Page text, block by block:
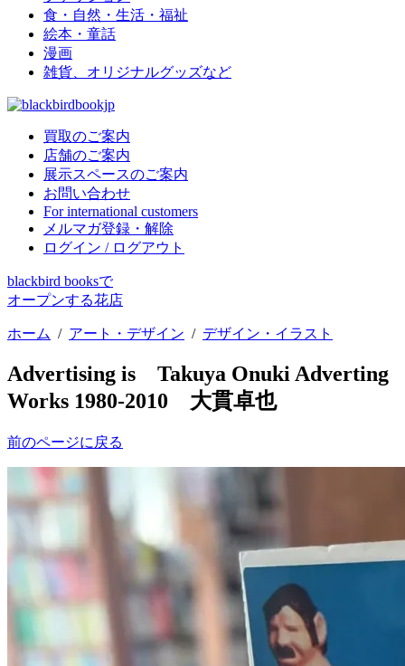
食・自然・生活・福祉
絵本・童話
漫画
雑貨、オリジナルグッズなど
買取のご案内
店舗のご案内
展示スペースのご案内
お問い合わせ
For international customers
メルマガ登録・解除
ログイン / ログアウト
blackbird booksで
オープンする花店
ホーム / アート・デザイン / デザイン・イラスト
Advertising is Takuya Onuki Adverting
Works 1980-2010 大貫卓也
前のページに戻る